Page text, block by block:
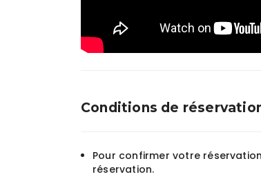
Conditions de
Pour confirmer votre
réservation.